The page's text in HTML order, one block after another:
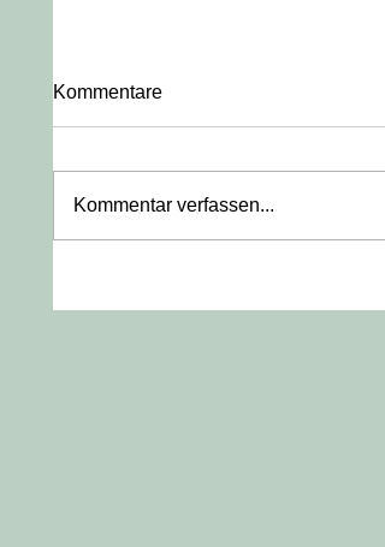
Kommentare
Kommentar verfassen...